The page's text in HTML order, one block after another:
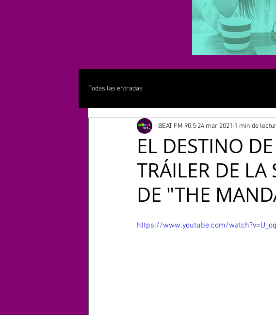
Todas las entradas
EL DESTINO
TRÁILER DE
DE "THE
BEAT FM 90.5 24 mar 2021 1 min de
https://www.youtube.com/